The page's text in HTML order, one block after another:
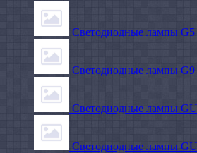
Светодиодные лампы G5
Светодиодные лампы G9
Светодиодные лампы
Светодиодные лампы